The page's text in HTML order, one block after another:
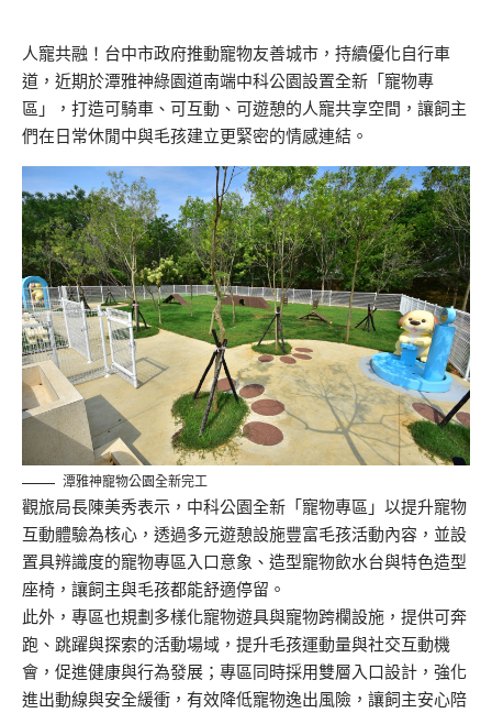
人寵共融！台中市政府推動寵物友善城市，持續優化自行車
道，近期於潭雅神綠園道南端中科公園設置全新「寵物專
區」，打造可騎車、可互動、可遊憩的人寵共享空間，讓飼主
們在日常休閒中與毛孩建立更緊密的情感連結。
潭雅神寵物公園全新完工
觀旅局長陳美秀表示，中科公園全新「寵物專區」以提升寵物
互動體驗為核心，透過多元遊憩設施豐富毛孩活動內容，並設
置具辨識度的寵物專區入口意象、造型寵物飲水台與特色造型
座椅，讓飼主與毛孩都能舒適停留。
此外，專區也規劃多樣化寵物遊具與寵物跨欄設施，提供可奔
跑、跳躍與探索的活動場域，提升毛孩運動量與社交互動機
會，促進健康與行為發展；專區同時採用雙層入口設計，強化
進出動線與安全緩衝，有效降低寵物逸出風險，讓飼主安心陪